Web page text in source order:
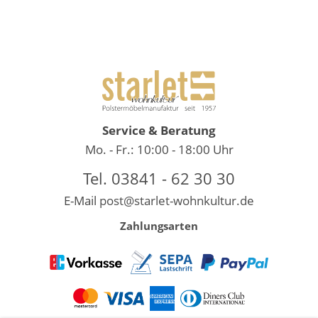
Service & Beratung
Mo. - Fr.: 10:00 - 18:00 Uhr
Tel. 03841 - 62 30 30
E-Mail post@starlet-wohnkultur.de
Zahlungsarten